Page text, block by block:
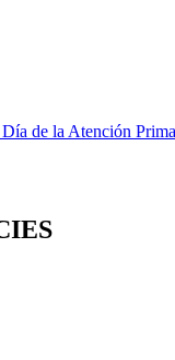
de la Atención